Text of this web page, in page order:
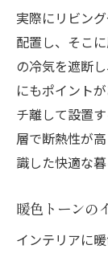
実際にリビン
配置し、そこ
の冷気を遮断
にもポイント
チ離して設置
層で断熱性が
識した快適な暮
暖色トーンの
インテリアに